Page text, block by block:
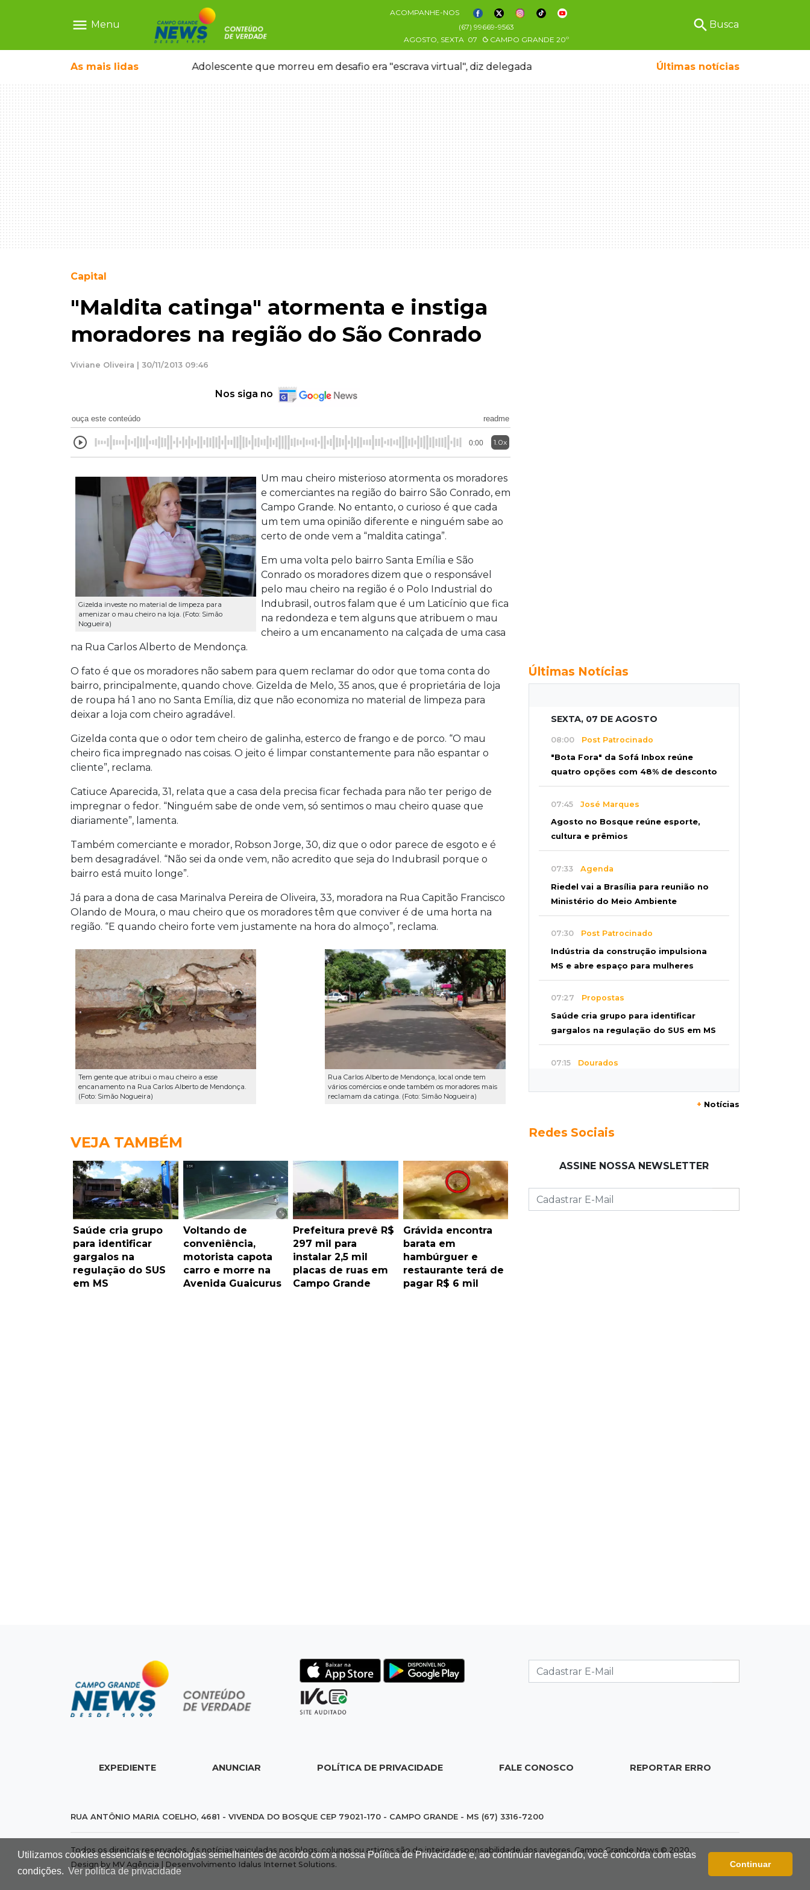
Utilizamos cookies essenciais e tecnologias semelhantes de acordo com a nossa Política de Privacidade e, ao continuar navegando, você concorda com estas
condições. Ver política de privacidade
Continuar
menu Menu
ACOMPANHE-NOS
(67) 99669-9563
AGOSTO, SEXTA 07 CAMPO GRANDE 20º
search Busca
As mais lidas
ganhar dia oficial em MS Adolescente que morreu em desafio era "escrava virtual", diz delegada Últimas notícias
Capital
"Maldita catinga" atormenta e instiga
moradores na região do São Conrado
Viviane Oliveira | 30/11/2013 09:46
Nos siga no
ouça este conteúdo readme
0:00 1.0x
Gizelda investe no material de limpeza para
amenizar o mau cheiro na loja. (Foto: Simão
Nogueira)
Um mau cheiro misterioso atormenta os moradores
e comerciantes na região do bairro São Conrado, em
Campo Grande. No entanto, o curioso é que cada
um tem uma opinião diferente e ninguém sabe ao
certo de onde vem a “maldita catinga”.
Em uma volta pelo bairro Santa Emília e São
Conrado os moradores dizem que o responsável
pelo mau cheiro na região é o Polo Industrial do
Indubrasil, outros falam que é um Laticínio que fica
na redondeza e tem alguns que atribuem o mau
cheiro a um encanamento na calçada de uma casa
na Rua Carlos Alberto de Mendonça.
O fato é que os moradores não sabem para quem reclamar do odor que toma conta do
bairro, principalmente, quando chove. Gizelda de Melo, 35 anos, que é proprietária de loja
de roupa há 1 ano no Santa Emília, diz que não economiza no material de limpeza para
deixar a loja com cheiro agradável.
Gizelda conta que o odor tem cheiro de galinha, esterco de frango e de porco. “O mau
cheiro fica impregnado nas coisas. O jeito é limpar constantemente para não espantar o
cliente”, reclama.
Catiuce Aparecida, 31, relata que a casa dela precisa ficar fechada para não ter perigo de
impregnar o fedor. “Ninguém sabe de onde vem, só sentimos o mau cheiro quase que
diariamente”, lamenta.
Também comerciante e morador, Robson Jorge, 30, diz que o odor parece de esgoto e é
bem desagradável. “Não sei da onde vem, não acredito que seja do Indubrasil porque o
bairro está muito longe”.
Já para a dona de casa Marinalva Pereira de Oliveira, 33, moradora na Rua Capitão Francisco
Olando de Moura, o mau cheiro que os moradores têm que conviver é de uma horta na
região. “E quando cheiro forte vem justamente na hora do almoço”, reclama.
Tem gente que atribui o mau cheiro a esse
encanamento na Rua Carlos Alberto de Mendonça.
(Foto: Simão Nogueira)
Rua Carlos Alberto de Mendonça, local onde tem
vários comércios e onde também os moradores mais
reclamam da catinga. (Foto: Simão Nogueira)
VEJA TAMBÉM
Saúde cria grupo
para identificar
gargalos na
regulação do SUS
em MS
Voltando de
conveniência,
motorista capota
carro e morre na
Avenida Guaicurus
Prefeitura prevê R$
297 mil para
instalar 2,5 mil
placas de ruas em
Campo Grande
Grávida encontra
barata em
hambúrguer e
restaurante terá de
pagar R$ 6 mil
Últimas Notícias
SEXTA, 07 DE AGOSTO
08:00 Post Patrocinado
"Bota Fora" da Sofá Inbox reúne
quatro opções com 48% de desconto
07:45 José Marques
Agosto no Bosque reúne esporte,
cultura e prêmios
07:33 Agenda
Riedel vai a Brasília para reunião no
Ministério do Meio Ambiente
07:30 Post Patrocinado
Indústria da construção impulsiona
MS e abre espaço para mulheres
07:27 Propostas
Saúde cria grupo para identificar
gargalos na regulação do SUS em MS
07:15 Dourados
prisão por atirar na ex e matar o
Guaicurus
domingo
QUINTA, 06 DE AGOSTO
23:45Flagrante
+ Notícias
Redes Sociais
ASSINE NOSSA NEWSLETTER
EXPEDIENTE ANUNCIAR POLÍTICA DE PRIVACIDADE FALE CONOSCO REPORTAR ERRO
RUA ANTÔNIO MARIA COELHO, 4681 - VIVENDA DO BOSQUE CEP 79021-170 - CAMPO GRANDE - MS (67) 3316-7200
Todos os direitos reservados. As notícias veiculadas nos blogs, colunas ou artigos são de inteira responsabilidade dos autores. Campo Grande News © 2020.
Design by MV Agência | Desenvolvimento Idalus Internet Solutions.